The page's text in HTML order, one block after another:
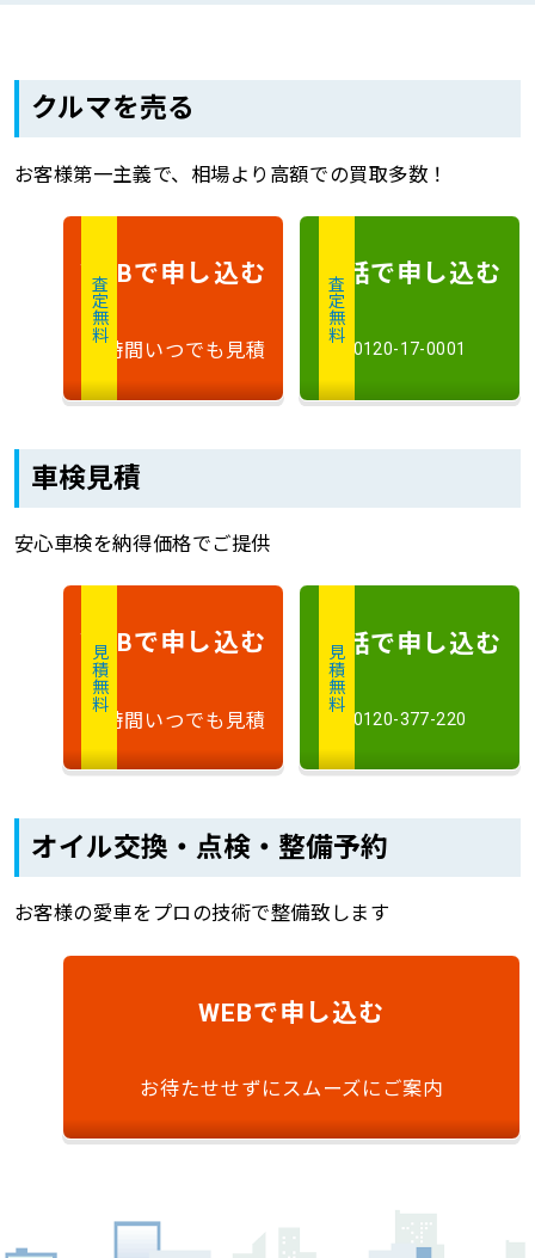
クルマを売る
お客様第一主義で、相場より高額での買取多数！
査定無料
WEBで申し込む
24時間いつでも見積
査定無料
電話で申し込む
0120-17-0001
車検見積
安心車検を納得価格でご提供
見積無料
WEBで申し込む
24時間いつでも見積
見積無料
電話で申し込む
0120-377-220
オイル交換・点検・整備予約
お客様の愛車をプロの技術で整備致します
WEBで申し込む
お待たせせずにスムーズにご案内